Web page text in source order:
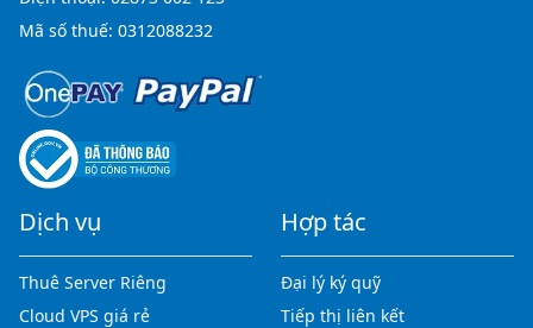
Mã số thuế: 0312088232
Dịch vụ
Thuê Server Riêng
Cloud VPS giá rẻ
Hợp tác
Đại lý ký quỹ
Tiếp thị liên kết